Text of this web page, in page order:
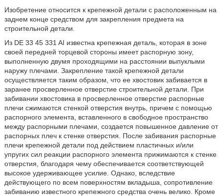
Изобретение относится к крепежной детали с расположенным на
заднем конце средством для закрепления предмета на
строительной детали.
Из DE 33 45 331 AI известна крепежная деталь, которая в зоне
своей передней торцевой стороны имеет распорную зону,
выполненную двумя проходящими на расстоянии выпуклыми
наружу плечами. Закрепление такой крепежной детали
осуществляется таким образом, что ее хвостовик забивается в
заранее просверленное отверстие строительной детали. При
забивании хвостовика в просверленное отверстие распорные
плечи сжимаются стенкой отверстия внутрь, причем с помощью
распорного элемента, вставленного в свободное пространство
между распорными плечами, создается повышенное давление от
распорных плеч к стенке отверстия. После забивания распорные
плечи крепежной детали под действием пластичных и/или
упругих сил реакции распорного элемента прижимаются к стенке
отверстия, благодаря чему обеспечивается соответствующей
высокое удерживающее усилие. Однако, вследствие
действующего по всем поверхностям вкладыша, сопротивление
забиванию известного крепежного средства очень велико. Кроме